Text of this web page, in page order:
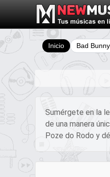
Inicio Bad Bunny
Sumérgete en la
de una manera
Poze do Rodo y